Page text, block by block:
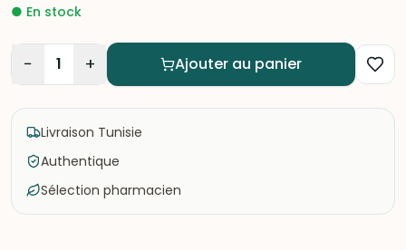
● En stock
− 1 + Ajouter au panier
Livraison Tunisie
Authentique
Sélection pharmacien